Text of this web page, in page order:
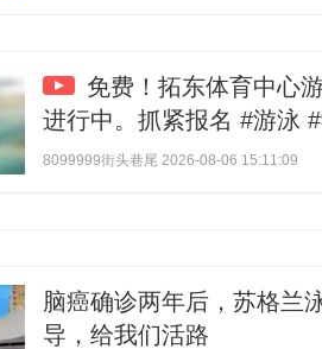
免费！拓东体育中心
进行中。抓紧报名 #游泳
8099999街头巷尾 2026-08-06 15:11:09
脑癌确诊两年后，苏格兰
导，给我们活路